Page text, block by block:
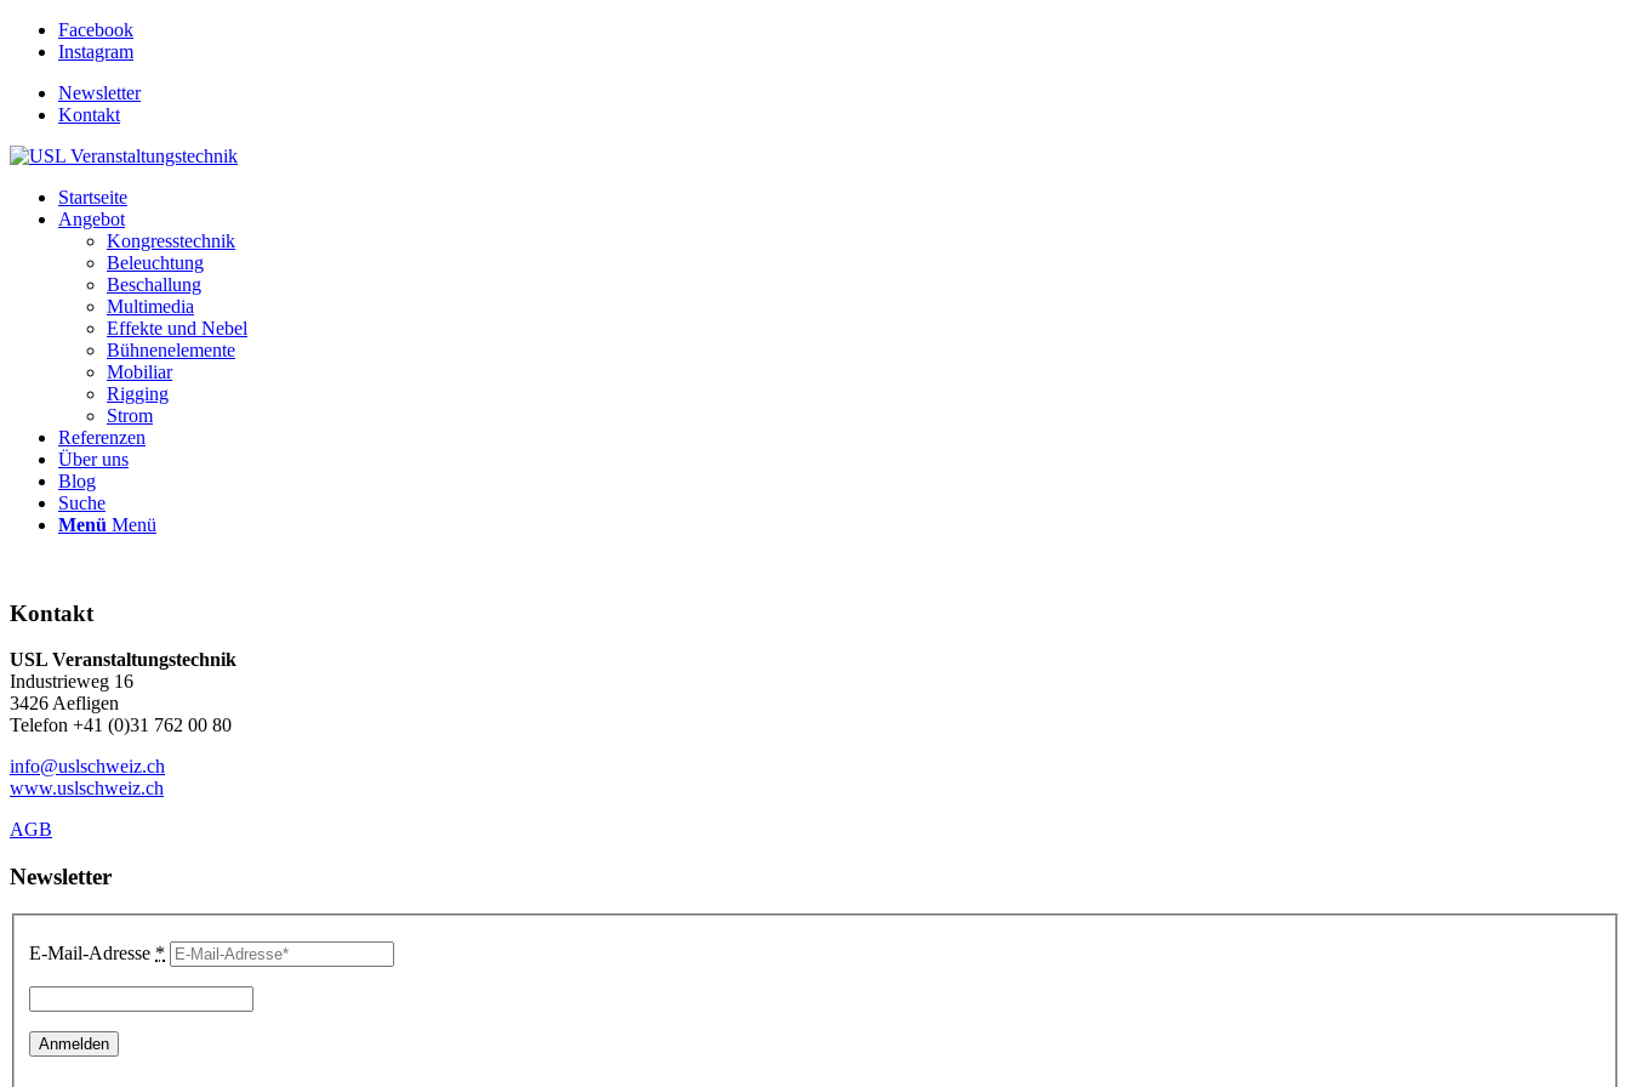
Facebook
Instagram
Newsletter
Kontakt
Startseite
Angebot
Kongresstechnik
Beleuchtung
Beschallung
Multimedia
Effekte und Nebel
Bühnenelemente
Mobiliar
Rigging
Strom
Referenzen
Über uns
Blog
Suche
Menü Menü
Kontakt
USL Veranstaltungstechnik
Industrieweg 16
3426 Aefligen
Telefon +41 (0)31 762 00 80
info@uslschweiz.ch
www.uslschweiz.ch
AGB
Newsletter
E-Mail-Adresse *